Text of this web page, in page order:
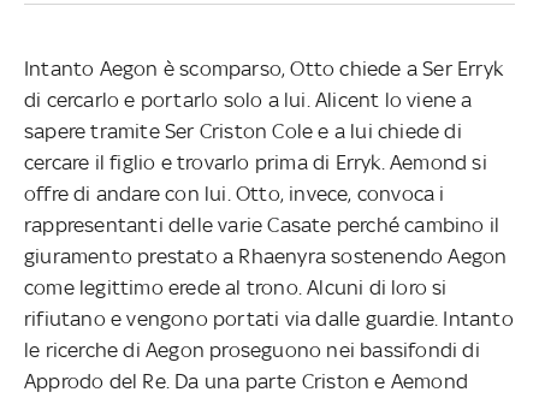
Intanto Aegon è scomparso, Otto chiede a Ser Erryk
di cercarlo e portarlo solo a lui. Alicent lo viene a
sapere tramite Ser Criston Cole e a lui chiede di
cercare il figlio e trovarlo prima di Erryk. Aemond si
offre di andare con lui. Otto, invece, convoca i
rappresentanti delle varie Casate perché cambino il
giuramento prestato a Rhaenyra sostenendo Aegon
come legittimo erede al trono. Alcuni di loro si
rifiutano e vengono portati via dalle guardie. Intanto
le ricerche di Aegon proseguono nei bassifondi di
Approdo del Re. Da una parte Criston e Aemond